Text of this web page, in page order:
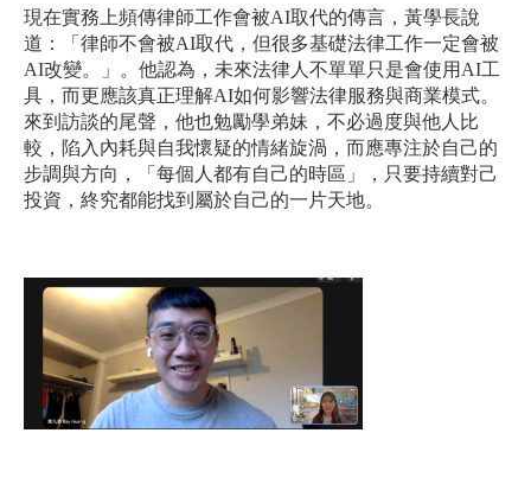
現在實務上頻傳律師工作會被AI取代的傳言，黃學長說
道：「律師不會被AI取代，但很多基礎法律工作一定會被
AI改變。」。他認為，未來法律人不單單只是會使用AI工
具，而更應該真正理解AI如何影響法律服務與商業模式。
來到訪談的尾聲，他也勉勵學弟妹，不必過度與他人比
較，陷入內耗與自我懷疑的情緒旋渦，而應專注於自己的
步調與方向，「每個人都有自己的時區」，只要持續對己
投資，終究都能找到屬於自己的一片天地。